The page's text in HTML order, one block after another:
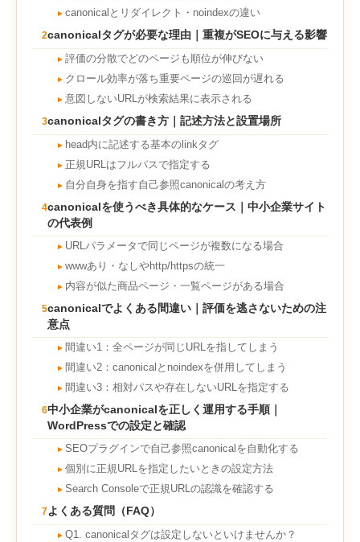
► canonicalとリダイレクト・noindexの違い
2canonicalタグが必要な理由｜重複がSEOに与える影響
► 評価の分散でどのページも順位が伸びない
► クロール効率が落ち重要ページの巡回が遅れる
► 意図しないURLが検索結果に表示される
3canonicalタグの書き方｜記述方法と設置場所
► head内に記述する基本のlinkタグ
► 正規URLはフルパスで指定する
► 自分自身を指す自己参照canonicalの考え方
4canonicalを使うべき具体的なケース｜中小企業サイト
の代表例
► URLパラメータで同じページが複数になる場合
► wwwあり・なしやhttp/httpsの統一
► 内容が似た商品ページ・一覧ページがある場合
5canonicalでよくある間違い｜評価を逃さないための注
意点
► 間違い1：全ページが同じURLを指してしまう
► 間違い2：canonicalとnoindexを併用してしまう
► 間違い3：相対パスや存在しないURLを指定する
6中小企業がcanonicalを正しく運用する手順｜
WordPressでの設定と確認
► SEOプラグインで自己参照canonicalを自動化する
► 個別に正規URLを指定したいときの設定方法
► Search Consoleで正規URLの認識を確認する
7よくある質問（FAQ）
► Q1. canonicalタグは設定しないといけませんか？